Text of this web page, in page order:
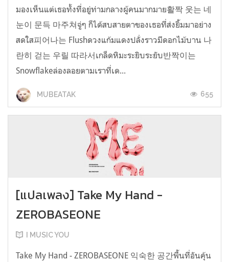
มองเห็นแต่เธอทั้งที่อยู่ท่ามกลางผู้คนมากมาย활짝 웃는 네
눈이 문득 마주쳐จู่ๆ ก็ได้สบสายตาของเธอที่ส่งยิ้มมาอย่าง
สดใส피어나는 Flushดวงแก้มแดงปลั่งราวมีดอกไม้บาน 나
란히 걷는 우릴 따라서เกล็ดหิมะระยิบระยับ반짝이는
Snowflakeล่องลอยตามเราที่เด...
MUBEATAK 655
[แปลเพลง] Take My Hand -
ZEROBASEONE
I MUSIC YOU
Take My Hand - ZEROBASEONE 익숙한 공간พื้นที่อันคุ้น